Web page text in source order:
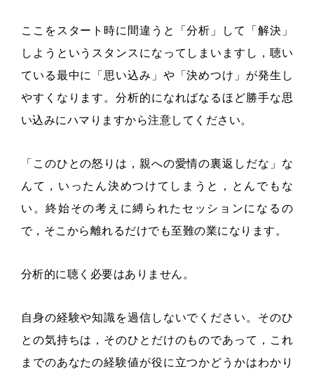
ここをスタート時に間違うと「分析」して「解決」
しようというスタンスになってしまいますし，聴い
ている最中に「思い込み」や「決めつけ」が発生し
やすくなります。分析的になればなるほど勝手な思
い込みにハマりますから注意してください。
「このひとの怒りは，親への愛情の裏返しだな」な
んて，いったん決めつけてしまうと，とんでもな
い。終始その考えに縛られたセッションになるの
で，そこから離れるだけでも至難の業になります。
分析的に聴く必要はありません。
自身の経験や知識を過信しないでください。そのひ
との気持ちは，そのひとだけのものであって，これ
までのあなたの経験値が役に立つかどうかはわかり